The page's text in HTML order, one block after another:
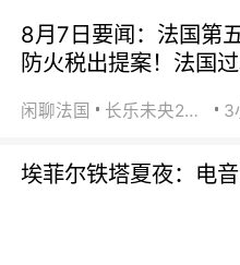
8月7日要闻：法国第
防火税出提案！法国
闲聊法国 长乐未央2015 3
埃菲尔铁塔夏夜：电音